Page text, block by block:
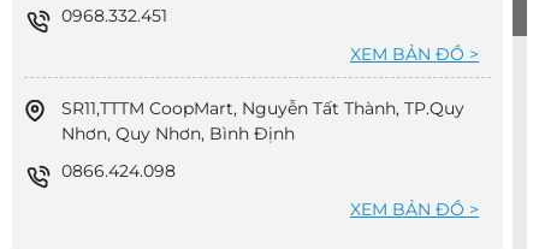
0968.332.451
XEM BẢN ĐỒ >
SR11,TTTM CoopMart, Nguyễn Tất Thành, TP.Quy
Nhơn, Quy Nhơn, Bình Định
0866.424.098
XEM BẢN ĐỒ >